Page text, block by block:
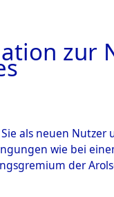
zur
als neuen Nutzer
wie bei
der